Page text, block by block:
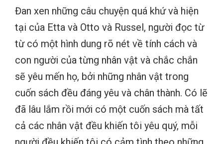
Đan xen những câu chuyện quá khứ và hiện
tại của Etta và Otto và Russel, người đọc từ
từ có một hình dung rõ nét về tính cách và
con người của từng nhân vật và chắc chắn
sẽ yêu mến họ, bởi những nhân vật trong
cuốn sách đều đáng yêu và chân thành. Có lẽ
đã lâu lắm rồi mới có một cuốn sách mà tất
cả các nhân vật đều khiến tôi yêu quý, mỗi